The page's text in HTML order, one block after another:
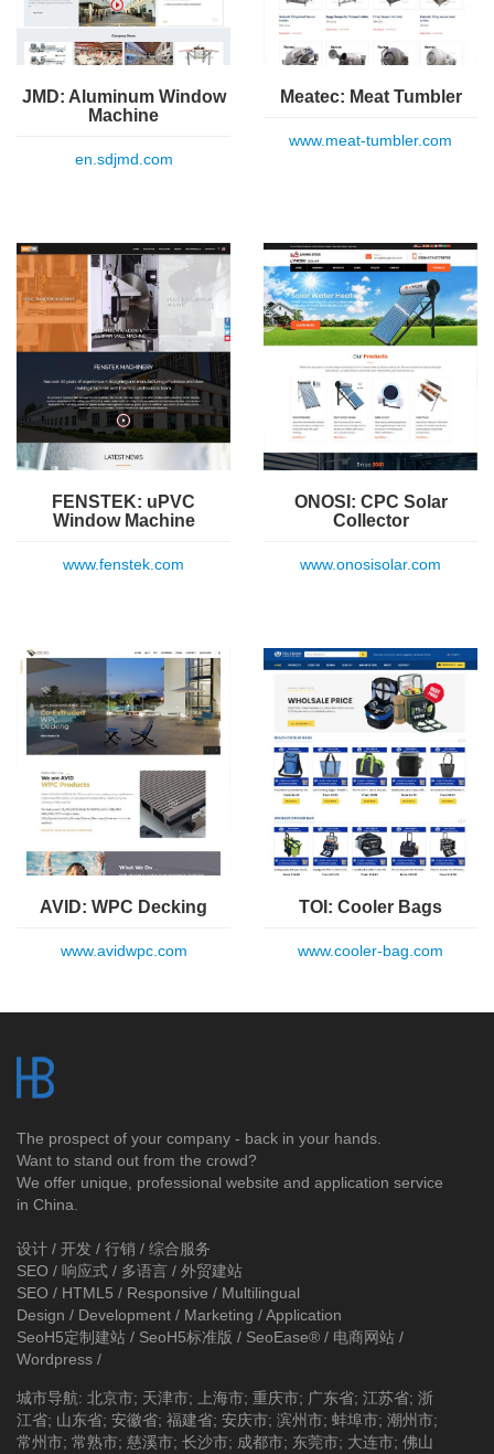
JMD: Aluminum Window
Machine
en.sdjmd.com
Meatec: Meat Tumbler
www.meat-tumbler.com
FENSTEK: uPVC
Window Machine
www.fenstek.com
ONOSI: CPC Solar
Collector
www.onosisolar.com
AVID: WPC Decking
www.avidwpc.com
TOI: Cooler Bags
www.cooler-bag.com
The prospect of your company - back in your hands.
Want to stand out from the crowd?
We offer unique, professional website and application service
in China.
设计 / 开发 / 行销 / 综合服务
SEO / 响应式 / 多语言 / 外贸建站
SEO / HTML5 / Responsive / Multilingual
Design / Development / Marketing / Application
SeoH5定制建站 / SeoH5标准版 / SeoEase® / 电商网站 /
Wordpress /
城市导航: 北京市; 天津市; 上海市; 重庆市; 广东省; 江苏省; 浙
江省; 山东省; 安徽省; 福建省; 安庆市; 滨州市; 蚌埠市; 潮州市;
常州市; 常熟市; 慈溪市; 长沙市; 成都市; 东莞市; 大连市; 佛山